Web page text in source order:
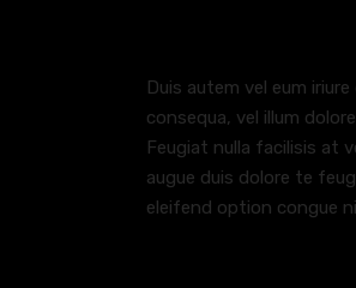
Duis autem vel eum
consequa, vel illum
Feugiat nulla facilisis at
augue duis dolore te
eleifend option congue